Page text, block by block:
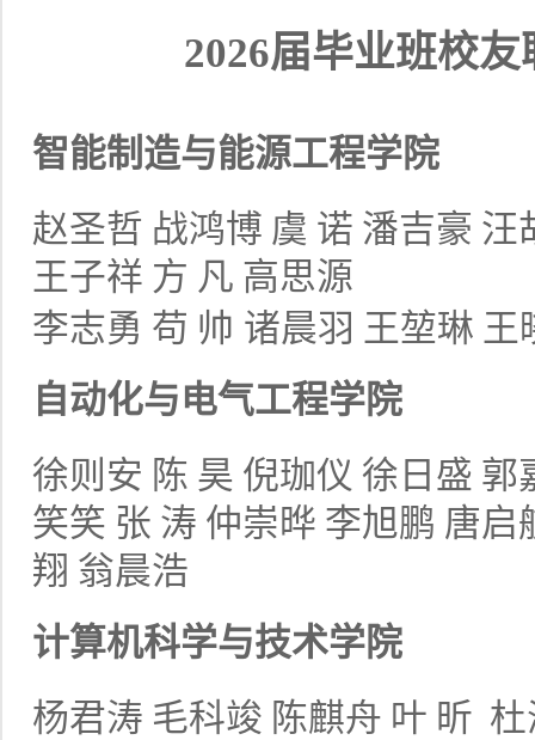
2026届毕业班校
智能制造与能源工程学院
赵圣哲 战鸿博 虞 诺 潘吉豪 汪
王子祥 方 凡 高思源
李志勇 苟 帅 诸晨羽 王堃琳 王
自动化与电气工程学院
徐则安 陈 昊 倪珈仪 徐日盛 郭
笑笑 张 涛 仲崇晔 李旭鹏 唐启
翔 翁晨浩
计算机科学与技术学院
杨君涛 毛科竣 陈麒舟 叶 昕